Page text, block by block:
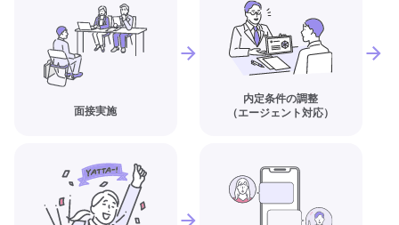
面接実施
内定条件の調整
（エージェント対応）